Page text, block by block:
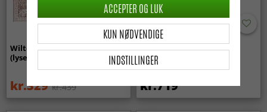
Wilton-tæppe - Gombalia
(lyserød)
kr.329 kr.439
Uldtæppe - Avafors Wool
Bubble (grå/beige)
kr.719
INDSTILLINGER
KUN NØDVENDIGE
ACCEPTER OG LUK